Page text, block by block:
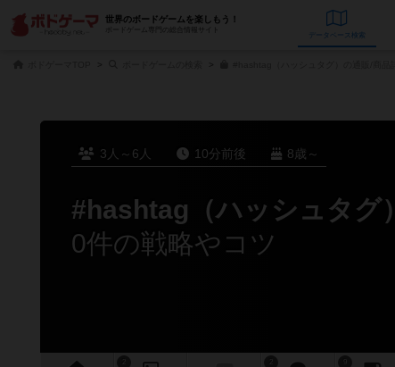
世界のボードゲームを楽しもう！
ボードゲーム専門の総合情報サイト
データベース
3人～6人 10分前後 8歳～
#hashtag（ハッシュタグ）
0件の戦略やコツ